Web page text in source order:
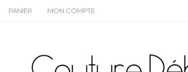
PANIER MON COMPTE